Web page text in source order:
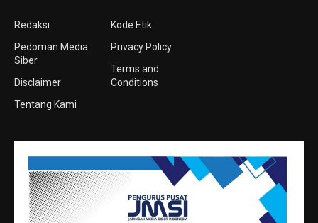
Redaksi
Pedoman Media
Siber
Disclaimer
Tentang Kami
Kode Etik
Privacy Policy
Terms and
Conditions